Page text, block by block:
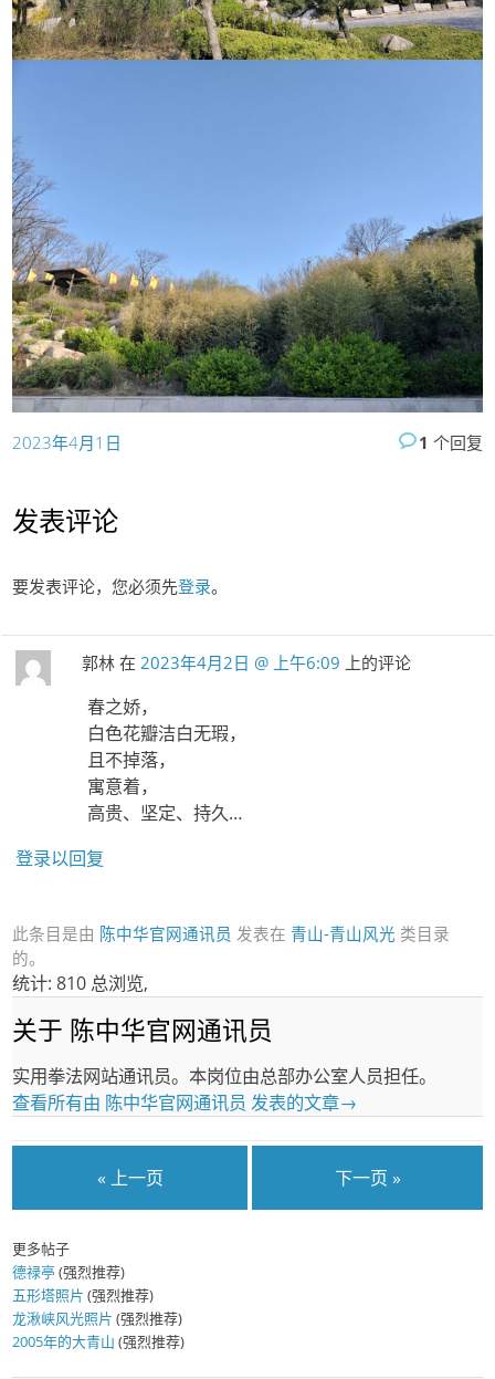
2023年4月1日 1 个回复
发表评论
要发表评论，您必须先登录。
郭林在 2023年4月2日 @ 上午6:09 上的评论
春之娇，
白色花瓣洁白无瑕，
且不掉落，
寓意着，
高贵、坚定、持久…
登录以回复
此条目是由 陈中华官网通讯员 发表在青山-青山风光 类目录
的。
统计: 810 总浏览,
关于 陈中华官网通讯员
实用拳法网站通讯员。本岗位由总部办公室人员担任。
查看所有由 陈中华官网通讯员 发表的文章→
« 上一页 下一页 »
更多帖子
德禄亭(强烈推荐)
五形塔照片 (强烈推荐)
龙湫峡风光照片 (强烈推荐)
2005年的大青山 (强烈推荐)